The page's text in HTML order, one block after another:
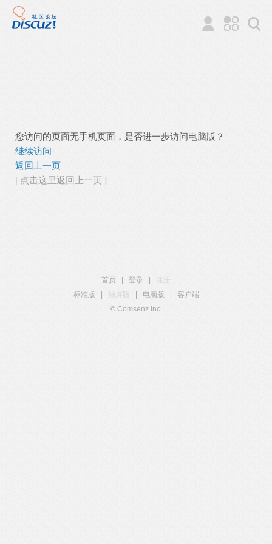
您访问的页面无手机页面，是否进一步访问电脑版？
继续访问
返回上一页
[ 点击这里返回上一页 ]
首页 登录
注册
标准版
触屏版 电脑版
客户端
© Comsenz Inc.